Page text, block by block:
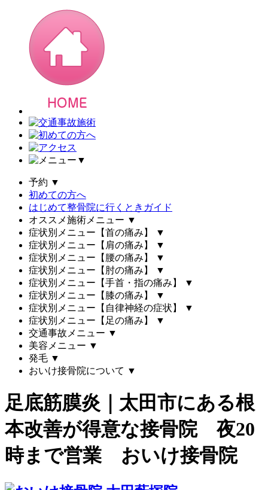
▼
予約 ▼
初めての方へ
はじめて整骨院に行くときガイド
オススメ施術メニュー ▼
症状別メニュー【首の痛み】
▼
症状別メニュー【肩の痛み】
▼
症状別メニュー【腰の痛み】
▼
症状別メニュー【肘の痛み】
▼
症状別メニュー【手首・指の痛み】
▼
症状別メニュー【膝の痛み】
▼
症状別メニュー【自律神経の症状】
▼
症状別メニュー【足の痛み】
▼
交通事故メニュー ▼
美容メニュー ▼
発毛 ▼
おいけ接骨院について ▼
足底筋膜炎｜太田市にある根
本改善が得意な接骨院 夜20
時まで営業 おいけ接骨院